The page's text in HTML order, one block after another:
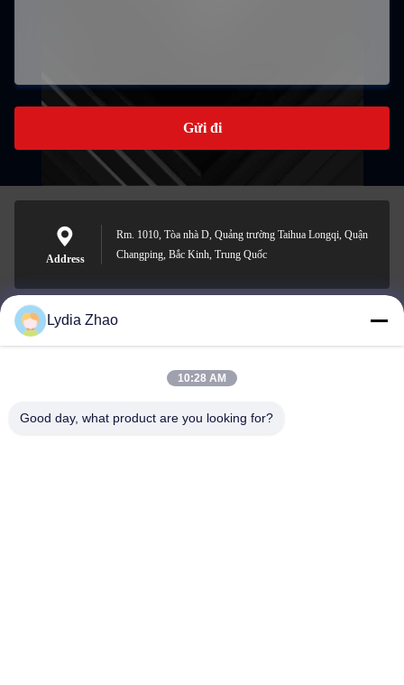
Gửi đi
Address
Rm. 1010, Tòa nhà D, Quảng trường Taihua Longqi, Quận
Changping, Bắc Kinh, Trung Quốc
jesingd@vip.sina.com
Lydia Zhao
10:28 AM
Good day, what product are you looking for?